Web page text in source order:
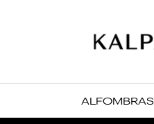
ALFOMBRAS